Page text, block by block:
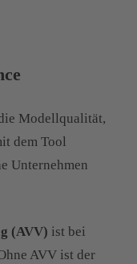
Modellqualität,
dem Tool
Unternehmen
(AVV) ist bei
AVV ist der